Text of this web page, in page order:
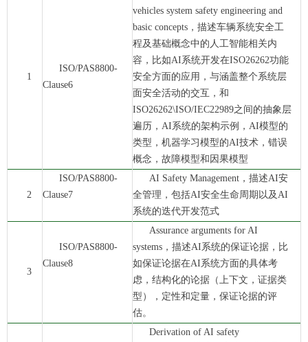
1
ISO/PAS8800-
Clause6
vehicles system safety engineering and
basic concepts，描述车辆系统安全工
程及基础概念中的人工智能相关内
容，比如AI系统开发在ISO26262功能
安全方面的应用，与涵盖整个系统层
面安全活动的交互，和
ISO26262\ISO/IEC22989之间的抽象层
遍历，AI系统的架构示例，AI模型的
类型，机器学习模型的AI技术，错误
概念，故障模型和因果模型
2
ISO/PAS8800-
Clause7
AI Safety Management，描述AI安
全管理，包括AI安全生命周期以及AI
系统的迭代开发范式
3
ISO/PAS8800-
Clause8
Assurance arguments for AI
systems，描述AI系统的保证论据，比
如保证论据在AI系统方面的具体考
虑，结构化的论据（上下文，证据类
型），定性和定量，保证论据的评
估。
Derivation of AI safety